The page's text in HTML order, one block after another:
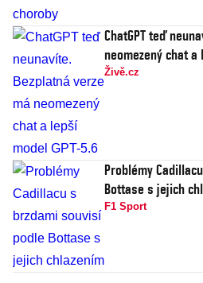
ChatGPT teď
neomezený chat a
Živě.cz
Problémy
Bottase s jejich
F1 Sport